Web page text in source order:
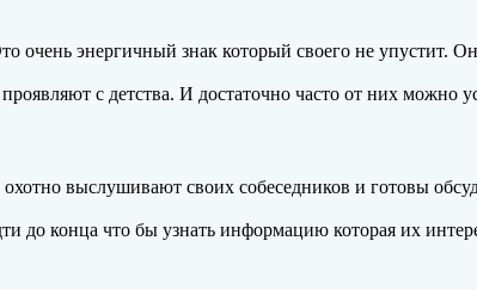
очень энергичный знак который своего не
с детства. И достаточно часто от них можно
выслушивают своих собеседников и готовы
конца что бы узнать информацию которая их